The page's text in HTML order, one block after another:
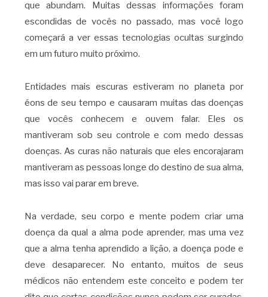
que abundam. Muitas dessas informações foram
escondidas de vocês no passado, mas você logo
começará a ver essas tecnologias ocultas surgindo
em um futuro muito próximo.
Entidades mais escuras estiveram no planeta por
éons de seu tempo e causaram muitas das doenças
que vocês conhecem e ouvem falar. Eles os
mantiveram sob seu controle e com medo dessas
doenças. As curas não naturais que eles encorajaram
mantiveram as pessoas longe do destino de sua alma,
mas isso vai parar em breve.
Na verdade, seu corpo e mente podem criar uma
doença da qual a alma pode aprender, mas uma vez
que a alma tenha aprendido a lição, a doença pode e
deve desaparecer. No entanto, muitos de seus
médicos não entendem este conceito e podem ter